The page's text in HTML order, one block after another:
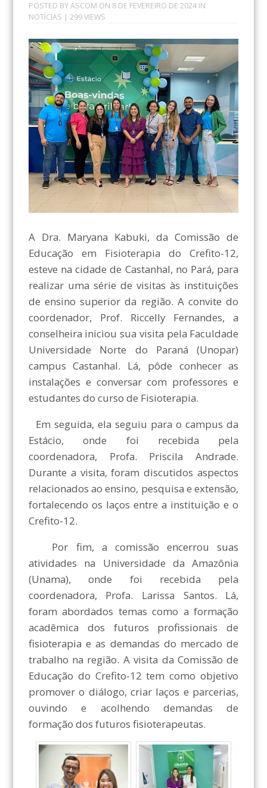
POSTED BYASCOM ON 8 DE FEVEREIRO DE 2024IN
NOTÍCIAS | 299 VIEWS
A Dra. Maryana Kabuki, da Comissão de
Educação em Fisioterapia do Crefito-12,
esteve na cidade de Castanhal, no Pará, para
realizar uma série de visitas às instituições
de ensino superior da região. A convite do
coordenador, Prof. Riccelly Fernandes, a
conselheira iniciou sua visita pela Faculdade
Universidade Norte do Paraná (Unopar)
campus Castanhal. Lá, pôde conhecer as
instalações e conversar com professores e
estudantes do curso de Fisioterapia.
Em seguida, ela seguiu para o campus da
Estácio, onde foi recebida pela
coordenadora, Profa. Priscila Andrade.
Durante a visita, foram discutidos aspectos
relacionados ao ensino, pesquisa e extensão,
fortalecendo os laços entre a instituição e o
Crefito-12.
Por fim, a comissão encerrou suas
atividades na Universidade da Amazônia
(Unama), onde foi recebida pela
coordenadora, Profa. Larissa Santos. Lá,
foram abordados temas como a formação
acadêmica dos futuros profissionais de
fisioterapia e as demandas do mercado de
trabalho na região. A visita da Comissão de
Educação do Crefito-12 tem como objetivo
promover o diálogo, criar laços e parcerias,
ouvindo e acolhendo demandas de
formação dos futuros fisioterapeutas.